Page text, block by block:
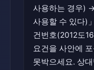
사용하는 경우)
사용할 수 있다)
건번호(2012도
요건을 사안에
못박으세요. 상